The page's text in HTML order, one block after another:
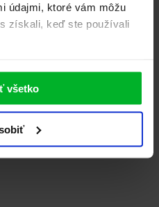
údajmi, ktoré vám môžu
získali, keď ste používali
všetko
B ohodnotí.